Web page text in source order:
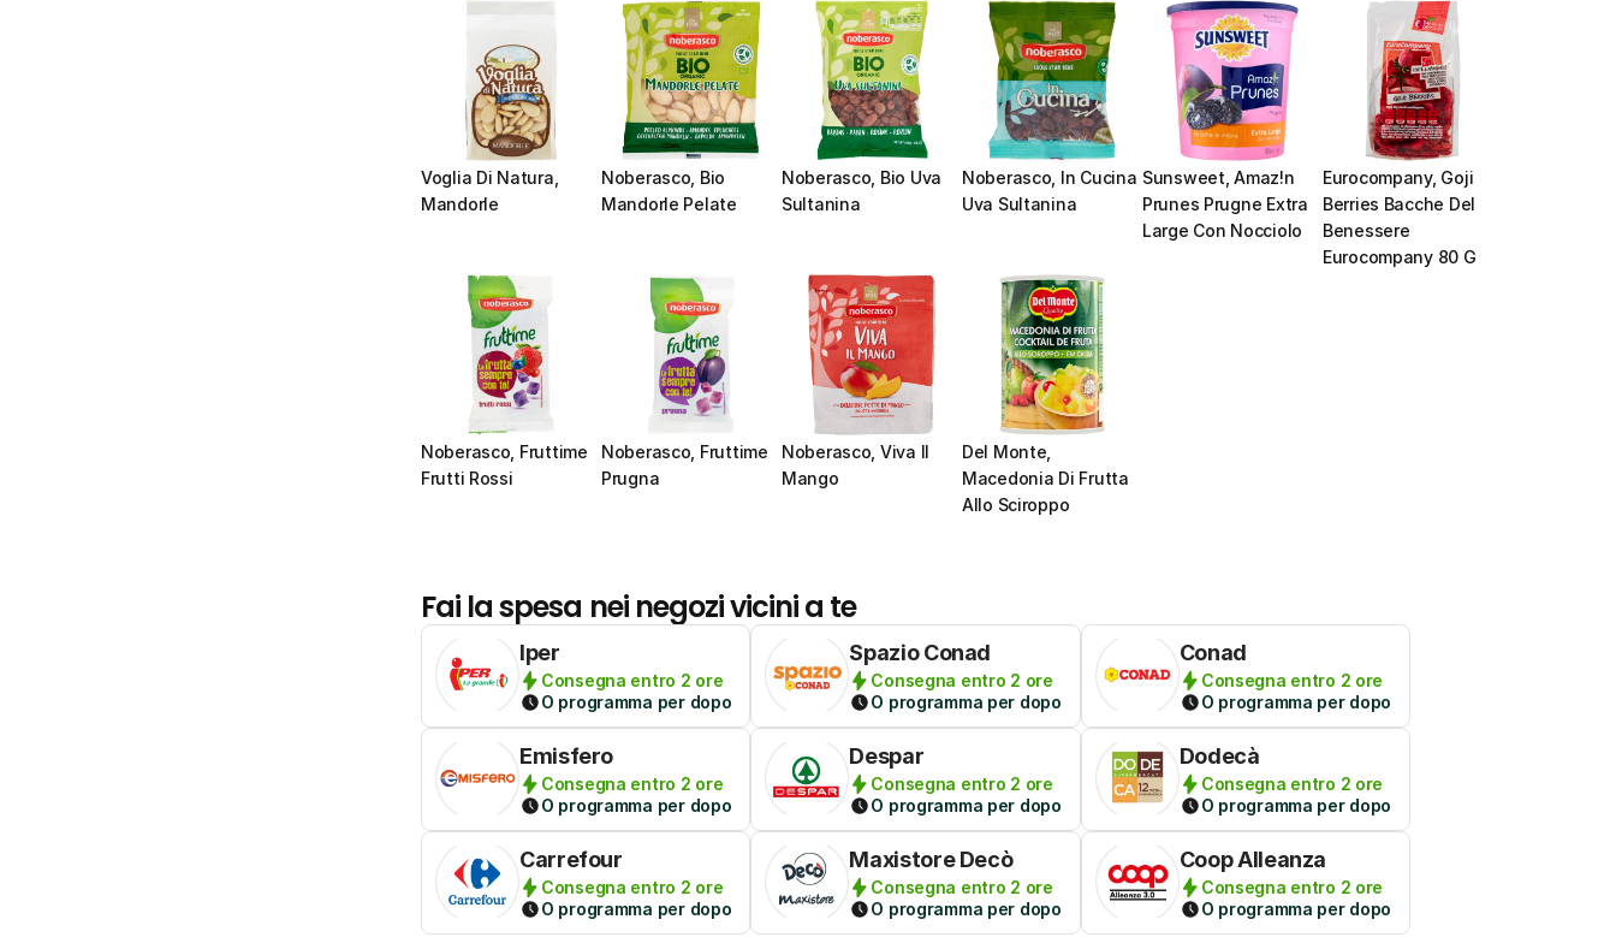
Voglia Di Natura,
Mandorle
Noberasco, Bio
Mandorle Pelate
Noberasco, Bio Uva
Sultanina
Noberasco, In Cucina
Uva Sultanina
Sunsweet, Amaz!n
Prunes Prugne Extra
Large Con Nocciolo
Eurocompany, Goji
Berries Bacche Del
Benessere
Eurocompany 80 G
Noberasco, Fruttime
Frutti Rossi
Noberasco, Fruttime
Prugna
Noberasco, Viva Il
Mango
Del Monte,
Macedonia Di Frutta
Allo Sciroppo
Fai la spesa nei negozi vicini a te
Iper
Consegna entro 2 ore
O programma per dopo
Spazio Conad
Consegna entro 2 ore
O programma per dopo
Conad
Consegna entro 2 ore
O programma per dopo
Emisfero
Consegna entro 2 ore
O programma per dopo
Despar
Consegna entro 2 ore
O programma per dopo
Dodecà
Consegna entro 2 ore
O programma per dopo
Carrefour
Consegna entro 2 ore
O programma per dopo
Maxistore Decò
Consegna entro 2 ore
O programma per dopo
Coop Alleanza
Consegna entro 2 ore
O programma per dopo